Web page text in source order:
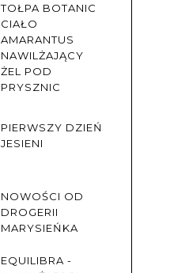
TOŁPA BOTANIC
CIAŁO
AMARANTUS
NAWILŻAJĄCY
ŻEL POD
PRYSZNIC
PIERWSZY DZIEŃ
JESIENI
NOWOŚCI OD
DROGERII
MARYSIEŃKA
EQUILIBRA -